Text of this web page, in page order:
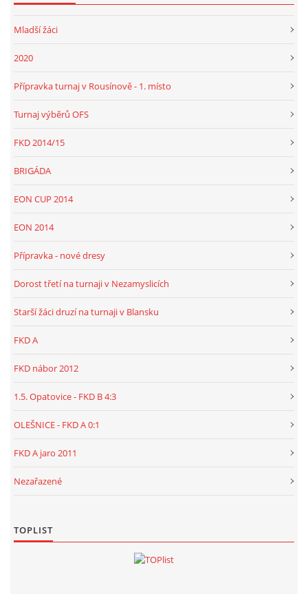
Mladší žáci
2020
Přípravka turnaj v Rousínově - 1. místo
Turnaj výběrů OFS
FKD 2014/15
BRIGÁDA
EON CUP 2014
EON 2014
Přípravka - nové dresy
Dorost třetí na turnaji v Nezamyslicích
Starší žáci druzí na turnaji v Blansku
FKD A
FKD nábor 2012
1.5. Opatovice - FKD B 4:3
OLEŠNICE - FKD A 0:1
FKD A jaro 2011
Nezařazené
TOPLIST